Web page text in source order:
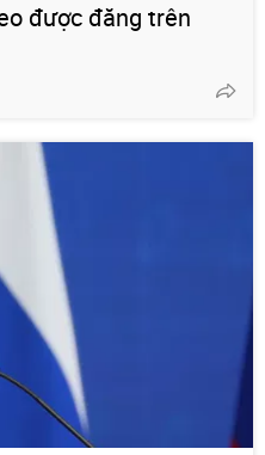
được đăng trên